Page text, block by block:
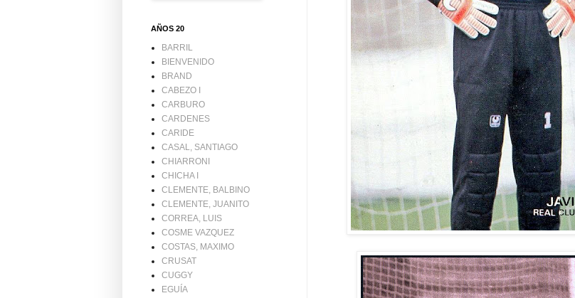
AÑOS 20
BARRIL
BIENVENIDO
BRAND
CABEZO I
CARBURO
CARDENES
CARIDE
CASAL, SANTIAGO
CHIARRONI
CHICHA I
CLEMENTE, BALBINO
CLEMENTE, JUANITO
CORREA, LUIS
COSME VAZQUEZ
COSTAS, MAXIMO
CRUSAT
CUGGY
EGUÍA